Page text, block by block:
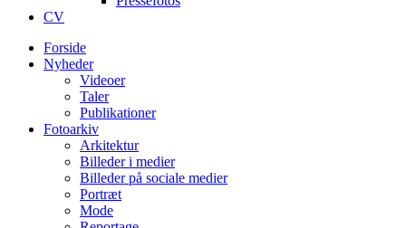
CV
Forside
Nyheder
Videoer
Taler
Publikationer
Fotoarkiv
Arkitektur
Billeder i medier
Billeder på sociale medier
Portræt
Mode